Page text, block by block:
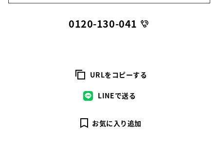
0120-130-041
URLをコピーする
LINEで送る
お気に入り追加